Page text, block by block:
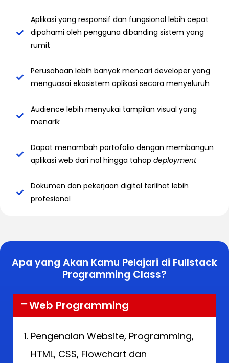
Aplikasi yang responsif dan fungsional lebih cepat
dipahami oleh pengguna dibanding sistem yang
rumit
Perusahaan lebih banyak mencari developer yang
menguasai ekosistem aplikasi secara menyeluruh
Audience lebih menyukai tampilan visual yang
menarik
Dapat menambah portofolio dengan membangun
aplikasi web dari nol hingga tahap deployment
⁠⁠Dokumen dan pekerjaan digital terlihat lebih
profesional
Apa yang Akan Kamu Pelajari di Fullstack
Programming Class?
Web Programming
Pengenalan Website, Programming,
HTML, CSS, Flowchart dan